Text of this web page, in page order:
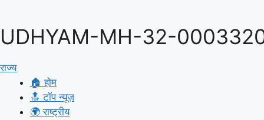
UDHYAM-MH-32-
राज्य
🏠 होम
🔝 टॉप न्यूज़
🌍 राष्ट्रीय